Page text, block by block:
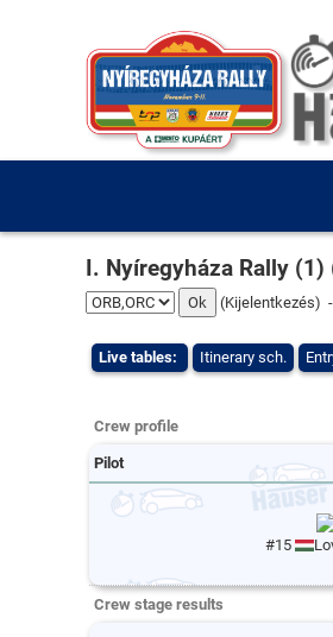
I. Nyíregyháza Rally
(Kijelentkezés) -
Live tables: Itinerary sch.
Crew profile
Pilot
#15
Crew stage results